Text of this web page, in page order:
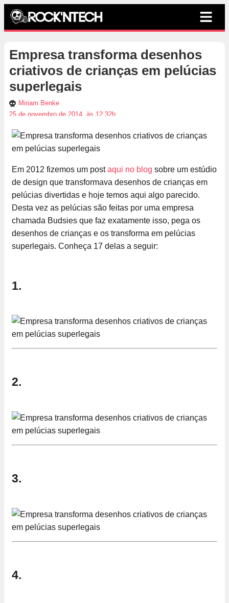
Empresa transforma desenhos
criativos de crianças em pelúcias
superlegais
Miriam Benke
25 de novembro de 2014, às 12:32h
Em 2012 fizemos um postaqui no blog sobre um estúdio
de design que transformava desenhos de crianças em
pelúcias divertidas e hoje temos aqui algo parecido.
Desta vez as pelúcias são feitas por uma empresa
chamada Budsies que faz exatamente isso, pega os
desenhos de crianças e os transforma em pelúcias
superlegais. Conheça 17 delas a seguir:
1.
2.
3.
4.